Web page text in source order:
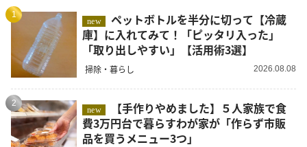
1
new
ペットボトルを半分に切って【冷蔵
庫】に入れてみて！「ピッタリ入った」
「取り出しやすい」【活用術3選】
掃除・暮らし 2026.08.08
2
new
費3万円台で暮らすわが家が「作らず市販
品を買うメニュー3つ」